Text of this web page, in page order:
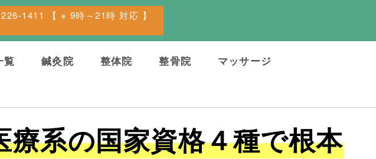
1411 【 ※ 9時～21時 対応 】
覧 鍼灸院 整体院 整骨院
マッサージ
療系の国家資格４種で根本